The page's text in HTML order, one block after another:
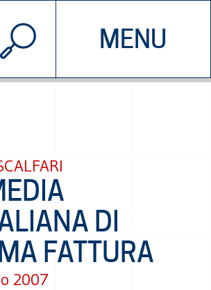
MENU
CHI SIAMO
© 2026 EDDYBURG
DI
FATTURA
2007